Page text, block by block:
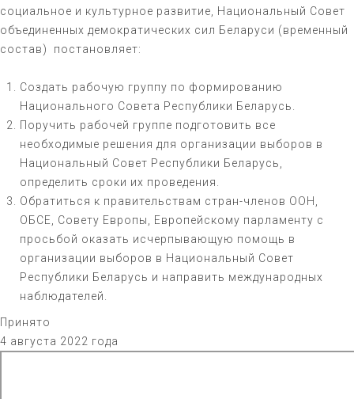
социальное и культурное развитие, Национальный Совет
объединенных демократических сил Беларуси (временный
состав) постановляет:
Создать рабочую группу по формированию
Национального Совета Республики Беларусь.
Поручить рабочей группе подготовить все
необходимые решения для организации выборов в
Национальный Совет Республики Беларусь,
определить сроки их проведения.
Обратиться к правительствам стран-членов ООН,
ОБСЕ, Совету Европы, Европейскому парламенту с
просьбой оказать исчерпывающую помощь в
организации выборов в Национальный Совет
Республики Беларусь и направить международных
наблюдателей.
Принято
4 августа 2022 года